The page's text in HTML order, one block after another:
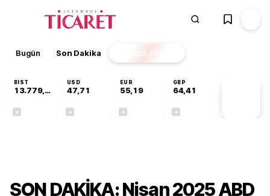
Bugün Son Dakika Finans EKSTRA
BIST
13.779,39
USD
47,71
EUR
55,19
GBP
64,41
SON DAKİKA: Nisan 2025 ABD